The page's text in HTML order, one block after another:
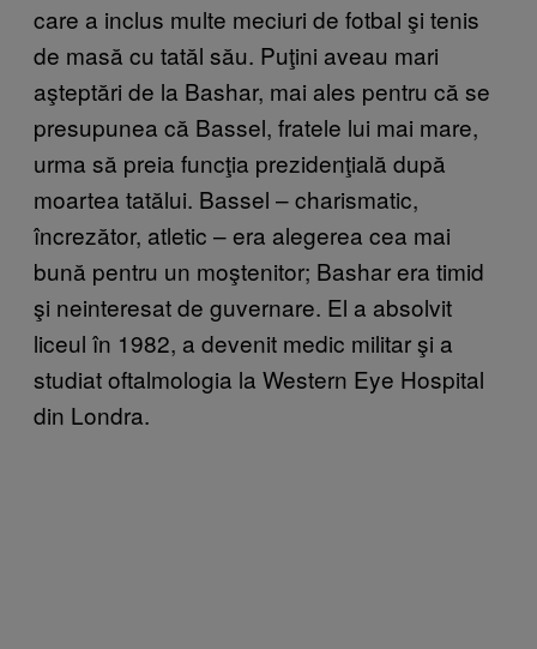
care a inclus multe meciuri de fotbal şi tenis
de masă cu tatăl său. Puţini aveau mari
aşteptări de la Bashar, mai ales pentru că se
presupunea că Bassel, fratele lui mai mare,
urma să preia funcţia prezidenţială după
moartea tatălui. Bassel – charismatic,
încrezător, atletic – era alegerea cea mai
bună pentru un moştenitor; Bashar era timid
şi neinteresat de guvernare. El a absolvit
liceul în 1982, a devenit medic militar şi a
studiat oftalmologia la Western Eye Hospital
din Londra.